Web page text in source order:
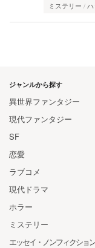
ミステリー
ジャンルから探す
異世界ファンタジー
現代ファンタジー
SF
恋愛
ラブコメ
現代ドラマ
ホラー
ミステリー
エッセイ・ノンフィクション